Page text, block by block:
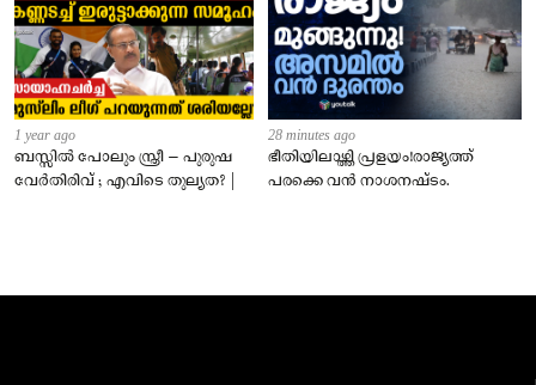
1 year ago
ബസ്സിൽ പോലും സ്ത്രീ – പുരുഷ
വേർതിരിവ് ; എവിടെ തുല്യത? |
28 minutes ago
ഭീതിയിലാഴ്ത്തി പ്രളയം!രാജ്യത്ത്
പരക്കെ വൻ നാശനഷ്ടം.